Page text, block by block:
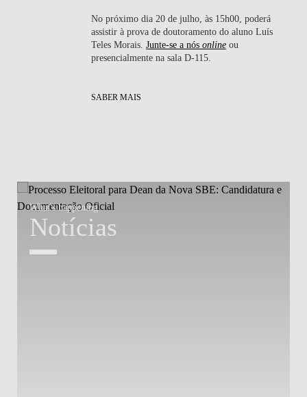
No próximo dia 20 de julho, às 15h00, poderá
assistir à prova de doutoramento do aluno Luís
Teles Morais.Junte-se a nósonline ou
presencialmente na sala D-115.
SABER MAIS
What's happening
Notícias